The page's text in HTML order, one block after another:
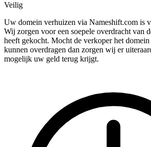
Veilig
Uw domein verhuizen via Nameshift.com is
Wij zorgen voor een soepele overdracht van
heeft gekocht. Mocht de verkoper het
kunnen overdragen dan zorgen wij er
mogelijk uw geld terug krijgt.